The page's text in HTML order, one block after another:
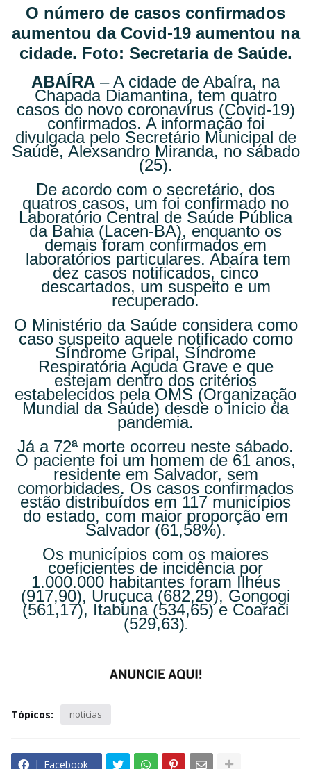
O número de casos confirmados
aumentou da Covid-19 aumentou na
cidade. Foto: Secretaria de Saúde.
ABAÍRA – A cidade de Abaíra, na
Chapada Diamantina, tem quatro
casos do novo coronavírus (Covid-19)
confirmados. A informação foi
divulgada pelo Secretário Municipal de
Saúde, Alexsandro Miranda, no sábado
(25).
De acordo com o secretário, dos
quatros casos, um foi confirmado no
Laboratório Central de Saúde Pública
da Bahia (Lacen-BA), enquanto os
demais foram confirmados em
laboratórios particulares. Abaíra tem
dez casos notificados, cinco
descartados, um suspeito e um
recuperado.
O Ministério da Saúde considera como
caso suspeito aquele notificado como
Síndrome Gripal, Síndrome
Respiratória Aguda Grave e que
estejam dentro dos critérios
estabelecidos pela OMS (Organização
Mundial da Saúde) desde o início da
pandemia.
Já a 72ª morte ocorreu neste sábado.
O paciente foi um homem de 61 anos,
residente em Salvador, sem
comorbidades. Os casos confirmados
estão distribuídos em 117 municípios
do estado, com maior proporção em
Salvador (61,58%).
Os municípios com os maiores
coeficientes de incidência por
1.000.000 habitantes foram Ilhéus
(917,90), Uruçuca (682,29), Gongogi
(561,17), Itabuna (534,65) e Coaraci
(529,63).
Tópicos: noticias
Facebook